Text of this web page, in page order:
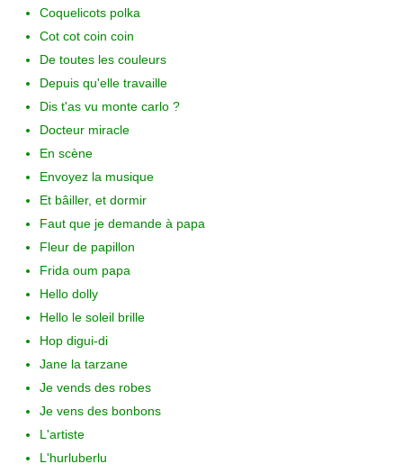
Coquelicots polka
Cot cot coin coin
De toutes les couleurs
Depuis qu'elle travaille
Dis t'as vu monte carlo ?
Docteur miracle
En scène
Envoyez la musique
Et bâiller, et dormir
Faut que je demande à papa
Fleur de papillon
Frida oum papa
Hello dolly
Hello le soleil brille
Hop digui-di
Jane la tarzane
Je vends des robes
Je vens des bonbons
L'artiste
L'hurluberlu